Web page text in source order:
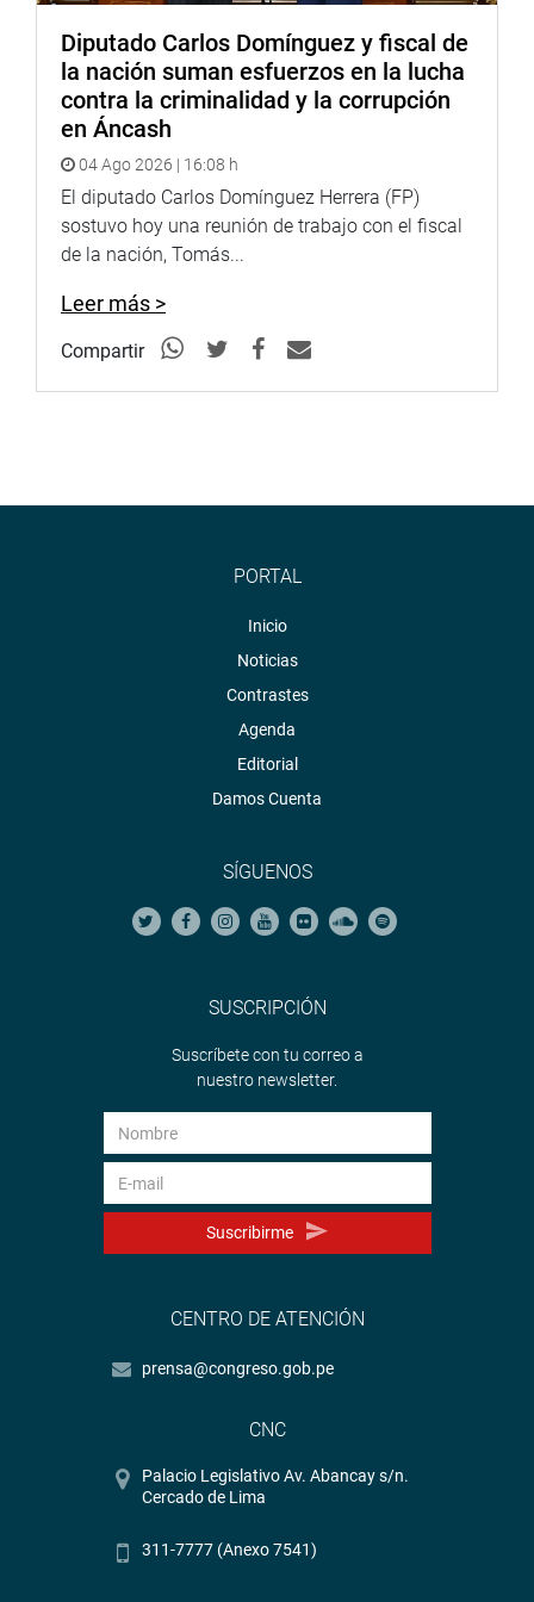
de la República (Av. Abancay 203, Lima)
OFICINA DE COMUNICACIONES DE LA COMISIÓN DE
CIENCIA, INNOVACIÓN Y TECNOLOGÍA
Diputado Carlos Domínguez y fiscal de
la nación suman esfuerzos en la lucha
contra la criminalidad y la corrupción
en Áncash
04 Ago 2026 | 16:08 h
El diputado Carlos Domínguez Herrera (FP)
sostuvo hoy una reunión de trabajo con el fiscal
de la nación, Tomás...
Leer más >
Compartir
PORTAL
Inicio
Noticias
Contrastes
Agenda
Editorial
Damos Cuenta
SÍGUENOS
SUSCRIPCIÓN
Suscríbete con tu correo a
nuestro newsletter.
Suscribirme
CENTRO DE ATENCIÓN
prensa@congreso.gob.pe
CNC
Palacio Legislativo Av. Abancay s/n.
Cercado de Lima
311-7777 (Anexo 7541)